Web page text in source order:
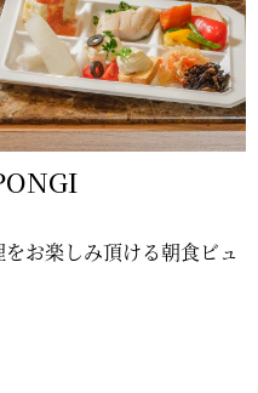
お楽しみ頂ける朝食ビュ